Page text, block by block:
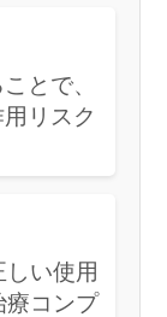
とで、
リスク
い使用
療コンプ